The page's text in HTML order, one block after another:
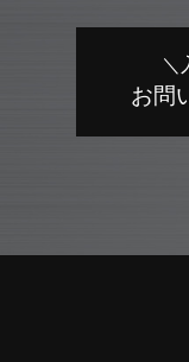
＼
お問